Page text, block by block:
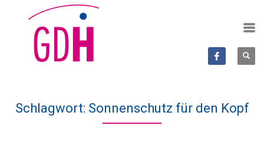
Schlagwort: Sonnenschutz für den Kopf